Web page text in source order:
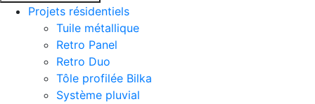
Projets résidentiels
Tuile métallique
Retro Panel
Retro Duo
Tôle profilée Bilka
Système pluvial